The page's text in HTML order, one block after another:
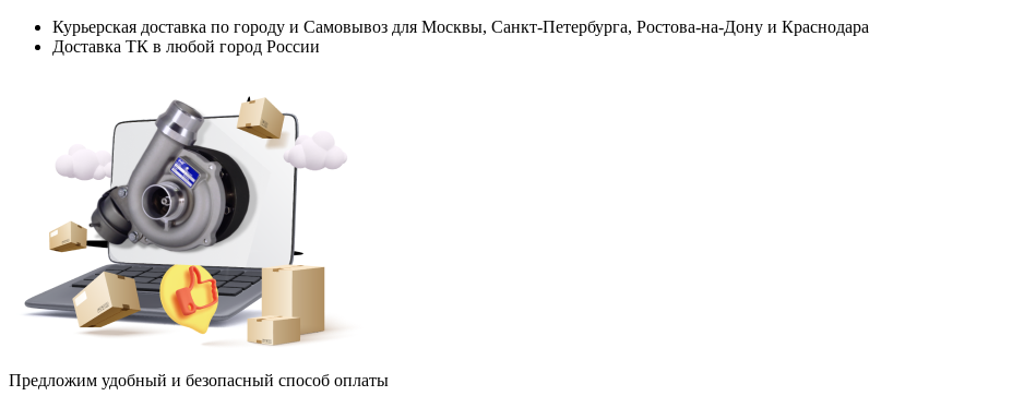
Курьерская доставка по городу и Самовывоз для Москвы, Санкт-Петербурга, Ростова-на-Дону и Краснодара
Доставка ТК в любой город России
Предложим удобный и безопасный способ оплаты